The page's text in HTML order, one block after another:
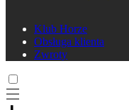
Klub Horze
Obsługa klienta
Zwroty